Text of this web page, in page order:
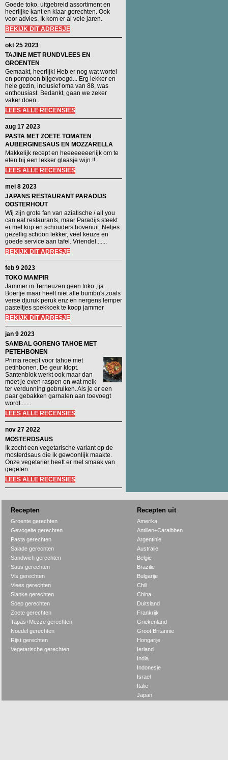
Goede toko, uitgebreid assortiment en
heerlijke kant en klaar gerechten. Ook
voor advies. Ik kom er al vele jaren.
BEKIJK DIT ADRESJE
okt 25 2023
TAJINE MET RUNDVLEES EN
GROENTEN
Gemaakt, heerlijk! Heb er nog wat wortel
en pompoen bijgevoegd... Erg lekker en
hele gezin, inclusief oma van 88, was
enthousiast. Bedankt, gaan we zeker
vaker doen..
LEES ALLE RECENSIES
aug 17 2023
PASTA MET ZOETE TOMATEN
AUBERGINESAUS EN MOZZARELLA
Makkelijk recept en heeeeeeeerlijk om te
eten bij een lekker glaasje wijn.!!
LEES ALLE RECENSIES
mei 8 2023
JAPANS RESTAURANT PARADIJS
OOSTERHOUT
Wij zijn grote fan van aziatische / all you
can eat restaurants, maar Paradijs steekt
er met kop en schouders bovenuit. Netjes
gezellig schoon lekker, veel keuze en
goede service aan tafel. Vriendel.......
BEKIJK DIT ADRESJE
feb 9 2023
TOKO MAMPIR
Jammer in Terneuzen geen toko ,tja
Boertje maar heeft niet alle bumbu's,zoals
verse djuruk peruk enz en nergens lemper
pasteitjes spekkoek te koop jammer
BEKIJK DIT ADRESJE
jan 9 2023
SAMBAL GORENG TAHOE MET
PETEHBONEN
Prima recept voor tahoe met
petihbonen. De geur klopt.
Santenblok werkt ook maar dan
moet je even raspen en wat melk
ter verdunning gebruiken. Als je er een
paar gebakken garnalen aan toevoegt
wordt.......
LEES ALLE RECENSIES
nov 27 2022
MOSTERDSAUS
Ik zocht een vegetarische variant op de
mosterdsaus die ik gewoonlijk maakte.
Onze vegetariër heeft er met smaak van
gegeten.
LEES ALLE RECENSIES
Recepten Recepten uit
Groente gerechten
Gevogelte gerechten
Pasta gerechten
Salade gerechten
Sandwich gerechten
Saus gerechten
Vis gerechten
Vlees gerechten
Slanke gerechten
Soep gerechten
Zoete gerechten
Tapas+Mezze gerechten
Noedel gerechten
Rijst gerechten
Vegetarische gerechten
Amerika
Antillen+Caraibben
Argentinie
Australie
Belgie
Brazilie
Bulgarije
Chili
China
Duitsland
Frankrijk
Griekenland
Groot Britannie
Hongarije
Ierland
India
Indonesie
Israel
Italie
Japan